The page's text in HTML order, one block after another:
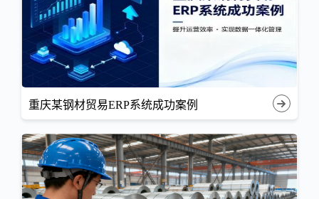
重庆某钢材贸易ERP系统成功案例